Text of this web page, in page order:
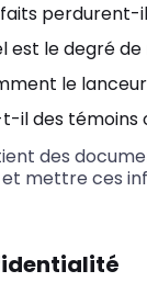
faits perdurent-
est le degré
le
il des témoins
des
mettre ces